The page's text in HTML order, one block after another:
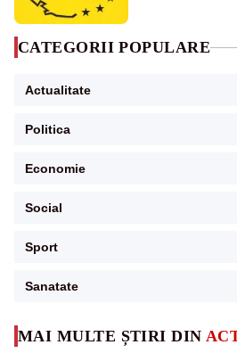
MAI MULTE ȘTIRI DIN
CATEGORII POPULARE
Actualitate
Politica
Economie
Social
Sport
Sanatate